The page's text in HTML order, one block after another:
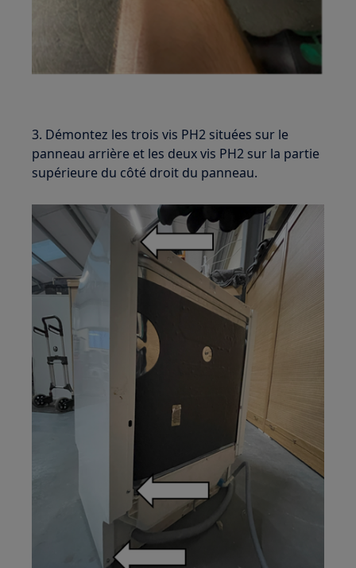
3. Démontez les trois vis PH2 situées sur le
panneau arrière et les deux vis PH2 sur la partie
supérieure du côté droit du panneau.